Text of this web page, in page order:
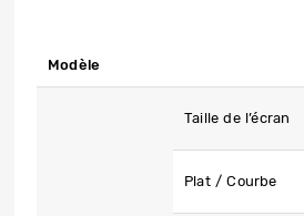
Modèle
Taille de l’écran
Plat / Courbe